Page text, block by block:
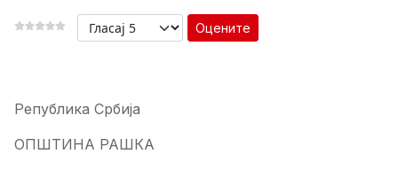
Оцените
Република Србија
ОПШТИНА РАШКА